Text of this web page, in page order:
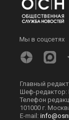
Мы в соцсетях
Главный
Шеф-редактор:
Телефон
101000 г.
E-mail: